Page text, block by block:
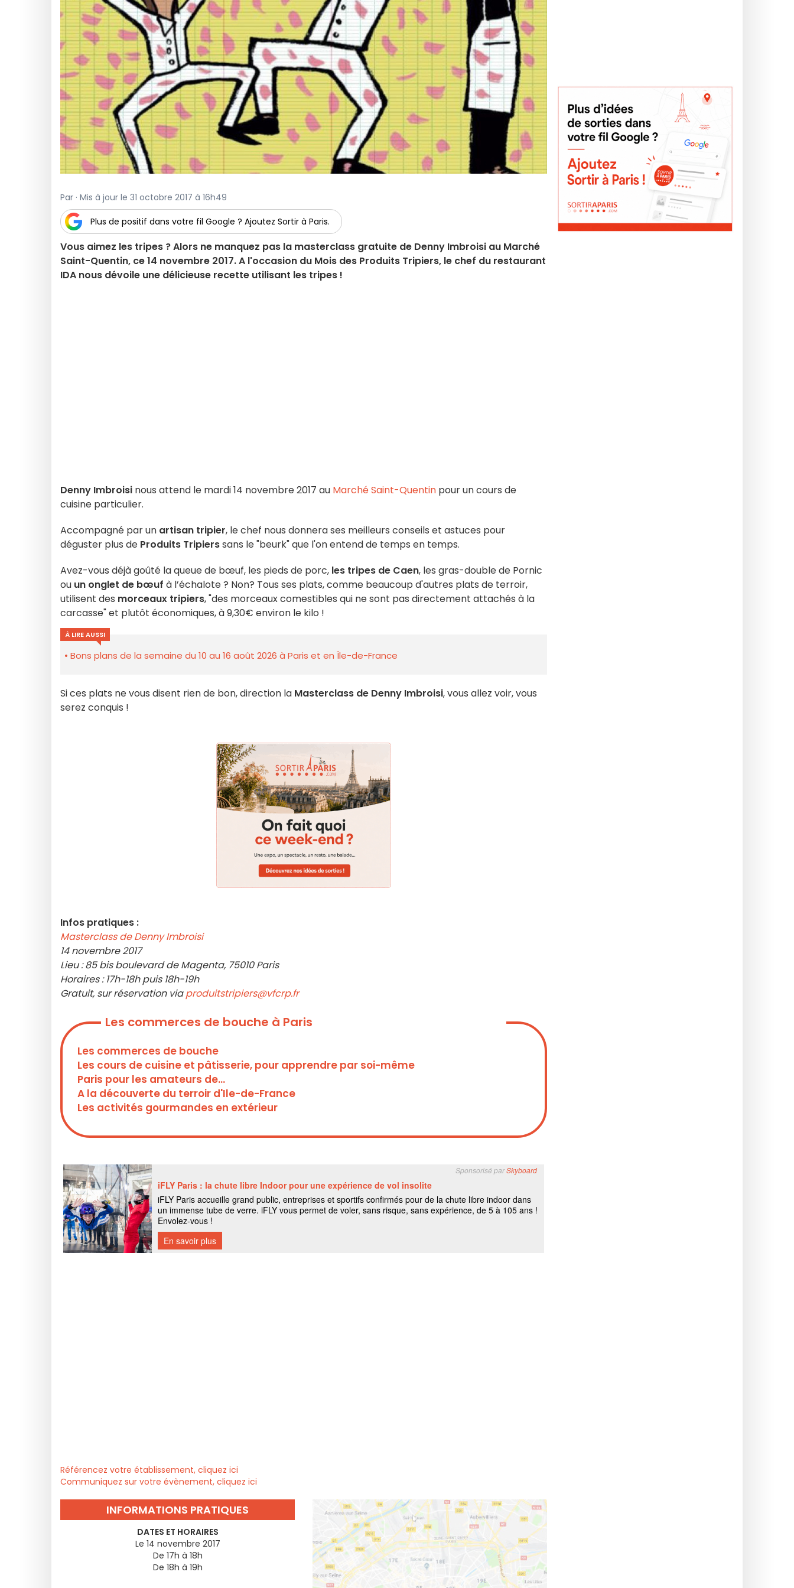
Par · Mis à jour le 31 octobre 2017 à 16h49
Plus de positif dans votre fil Google ? Ajoutez Sortir à Paris.
Vous aimez les tripes ? Alors ne manquez pas la masterclass gratuite de Denny Imbroisi au Marché
Saint-Quentin, ce 14 novembre 2017. A l'occasion du Mois des Produits Tripiers, le chef du restaurant
IDA nous dévoile une délicieuse recette utilisant les tripes !
Denny Imbroisi nous attend le mardi 14 novembre 2017 au Marché Saint-Quentin pour un cours de
cuisine particulier.
Accompagné par un artisan tripier, le chef nous donnera ses meilleurs conseils et astuces pour
déguster plus de Produits Tripierssans le "beurk" que l'on entend de temps en temps.
Avez-vous déjà goûté la queue de bœuf, les pieds de porc, les tripes de Caen, les gras-double de Pornic
ou un onglet de bœuf à l’échalote ? Non? Tous ses plats, comme beaucoup d'autres plats de terroir,
utilisent des morceaux tripiers, "des morceaux comestibles qui ne sont pas directement attachés à la
carcasse" et plutôt économiques, à 9,30€ environ le kilo !
À LIRE AUSSI
Bons plans de la semaine du 10 au 16 août 2026 à Paris et en Île-de-France
Si ces plats ne vous disent rien de bon, direction la Masterclass de Denny Imbroisi, vous allez voir, vous
serez conquis !
Infos pratiques :
Masterclass de Denny Imbroisi
14 novembre 2017
Lieu : 85 bis boulevard de Magenta, 75010 Paris
Horaires : 17h-18h puis 18h-19h
Gratuit, sur réservation viaproduitstripiers@vfcrp.fr
Les commerces de bouche à Paris
Les commerces de bouche
Les cours de cuisine et pâtisserie, pour apprendre par soi-même
Paris pour les amateurs de...
A la découverte du terroir d'Ile-de-France
Les activités gourmandes en extérieur
Référencez votre établissement, cliquez ici
Communiquez sur votre évènement, cliquez ici
INFORMATIONS PRATIQUES
DATES ET HORAIRES
Le 14 novembre 2017
De 17h à 18h
De 18h à 19h